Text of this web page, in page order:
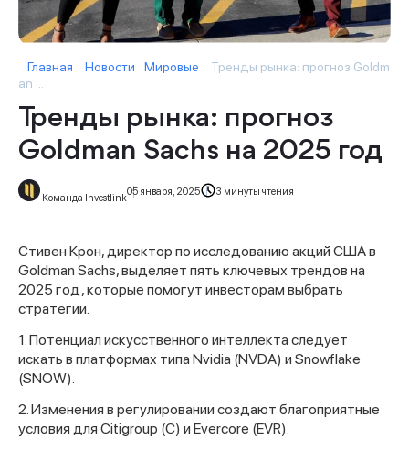
Главная Новости Мировые
Тренды рынка: прогноз Goldm
an ...
Тренды рынка: прогноз
Goldman Sachs на 2025 год
Команда Investlink
05 января, 2025 3 минуты чтения
Стивен Крон, директор по исследованию акций США в
Goldman Sachs, выделяет пять ключевых трендов на
2025 год, которые помогут инвесторам выбрать
стратегии.
1. Потенциал искусственного интеллекта следует
искать в платформах типа Nvidia (NVDA) и Snowflake
(SNOW).
2. Изменения в регулировании создают благоприятные
условия для Citigroup (C) и Evercore (EVR).